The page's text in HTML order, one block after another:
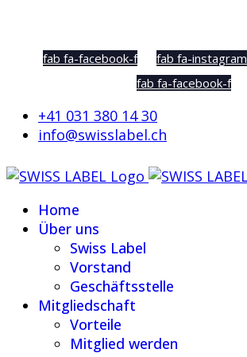
fab fa-facebook-f fab fa-instagram
fab fa-facebook-f
+41 031 380 14 30
info@swisslabel.ch
Home
Über uns
Swiss Label
Vorstand
Geschäftsstelle
Mitgliedschaft
Vorteile
Mitglied werden